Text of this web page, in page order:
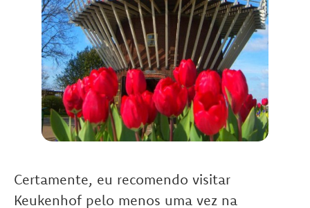
Certamente, eu recomendo visitar
Keukenhof pelo menos uma vez na